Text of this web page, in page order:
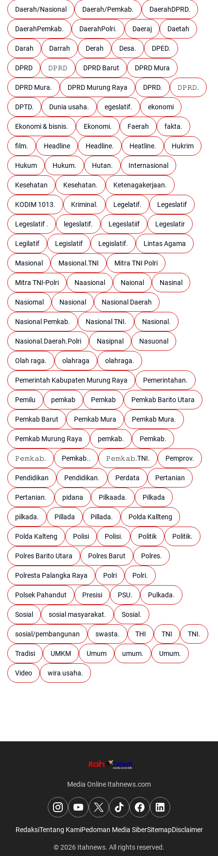
Daerah/Nasional Daerah/Pemkab. DaerahDPRD.
DaerahPemkab. DaerahPolri. Daeraj Daetah
Darah Darrah Derah Desa. DPED.
DPRD 𝙳𝙿𝚁𝙳 DPRD Barut DPRD Mura
DPRD Mura. DPRD Murung Raya DPRD. 𝙳𝙿𝚁𝙳.
DPTD. Dunia usaha. egeslatif. ekonomi
Ekonomi & bisnis. Ekonomi. Faerah fakta.
film. Headline Headline. Heatline. Hukrim
Hukum Hukum. Hutan. Internasional
Kesehatan Kesehatan. Ketenagakerjaan.
KODIM 1013. Kriminal. Legelatif. Legeslatif
Legeslatif . legeslatif. Legeslatiif Legeslatir
Legilatif Legislatif Legislatif. Lintas Agama
Masional Masional.TNI Mitra TNI Polri
Mitra TNI-Polri Naasional Naional Nasinal
Nasiomal Nasional Nasional Daerah
Nasional Pemkab. Nasional TNI. Nasional.
Nasional.Daerah.Polri Nasipnal Nasuonal
Olah raga. olahraga olahraga.
Pemerintah Kabupaten Murung Raya Pemerintahan.
Pemilu pemkab Pemkab Pemkab Barito Utara
Pemkab Barut Pemkab Mura Pemkab Mura.
Pemkab Murung Raya pemkab. Pemkab.
𝙿𝚎𝚖𝚔𝚊𝚋. Pemkab.. 𝙿𝚎𝚖𝚔𝚊𝚋.TNI. Pemprov.
Pendidikan Pendidikan. Perdata Pertanian
Pertanian. pidana Pilkaada. Pilkada
pilkada. Pillada Pillada. Polda Kallteng
Polda Kalteng Polisi Polisi. Politik Politik.
Polres Barito Utara Polres Barut Polres.
Polresta Palangka Raya Polri Polri.
Polsek Pahandut Presisi PSU. Pulkada.
Sosial sosial masyarakat. Sosial.
sosial/pembangunan swasta. THI TNI TNI.
Tradisi UMKM Umum umum. Umum.
Video wira usaha.
Media Online Itahnews.com
RedaksiTentang KamiPedoman Media SiberSitemapDisclaimer
© 2026 Itahnews. All rights reserved.